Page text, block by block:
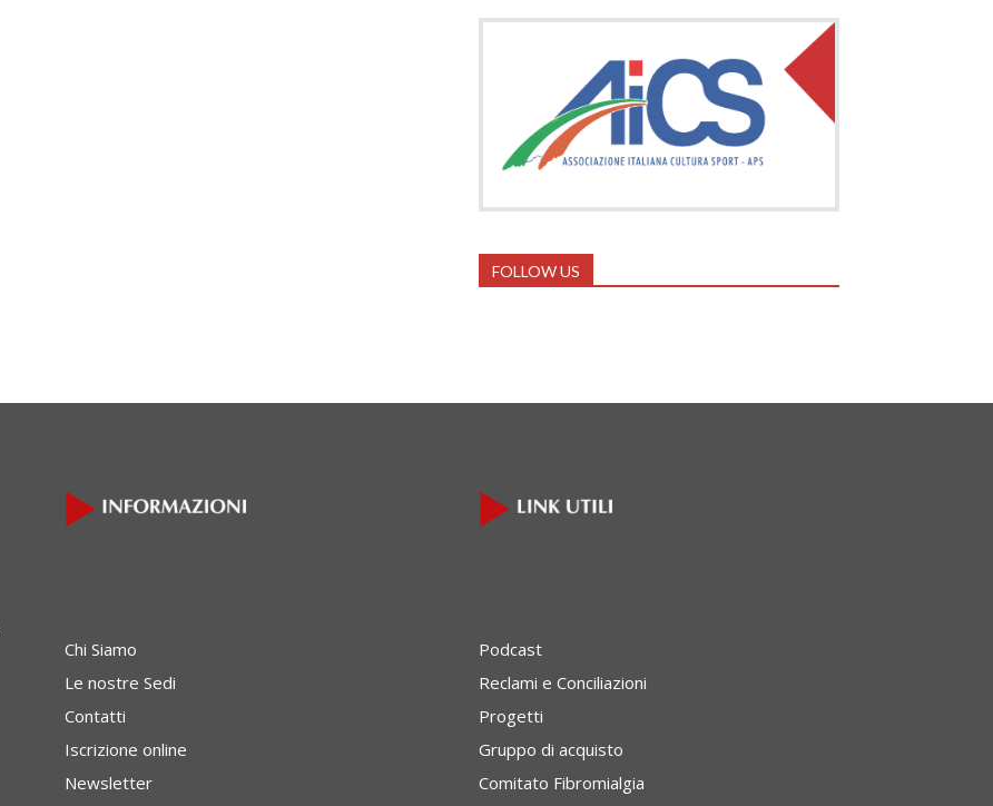
FOLLOW US
Chi Siamo
Le nostre Sedi
Contatti
Iscrizione online
Newsletter
Podcast
Reclami e Conciliazioni
Progetti
Gruppo di acquisto
Comitato Fibromialgia